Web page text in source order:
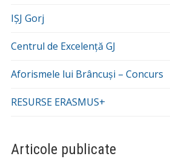
IȘJ Gorj
Centrul de Excelență GJ
Aforismele lui Brâncuși – Concurs
RESURSE ERASMUS+
Articole publicate